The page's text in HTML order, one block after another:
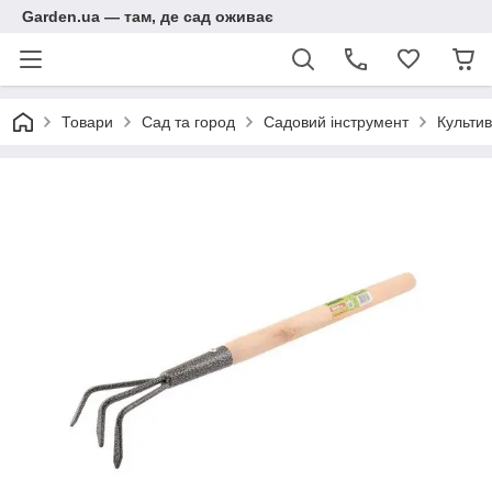
Garden.ua — там, де сад оживає
Товари Сад та город Садовий інструмент